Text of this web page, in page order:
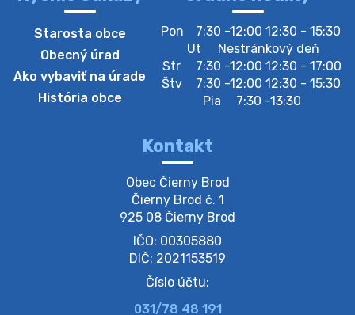
Zber separovaného odpadu plastu-
Oznamujeme obyvateľom, že v stredu 05. augusta
prebehne zber separovaného odpadu plastu. Prosíme
obyvateľov, aby vrecia s odpadom vyložili pred dom už
Oznámenie o plánovanom prerušení dodávky
Oznamujeme Vám, že v určitých dňoch bude v
niektorých častiach našej obce plánované prerušenie
distribúcie elektrickej energie. Podrobné informácie o
dátumoch, časoch a dotknutých …
4. augusta 2026 09:48
Starosta obce
Obecný úrad
Ako vybaviť na úrade
História obce
Pon
7:30 -12:00 12:30 - 15:30
Ut
Nestránkový deň
Str
7:30 -12:00 12:30 - 17:00
Štv
7:30 -12:00 12:30 - 15:30
Pia
7:30 -13:30
Kontakt
Obec Čierny Brod
Čierny Brod č. 1
925 08 Čierny Brod
IČO: 00305880
DIČ: 2021153519
Číslo účtu:
031/78 48 191